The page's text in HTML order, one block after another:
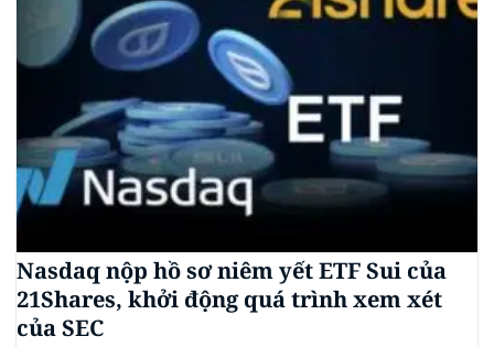
Nasdaq nộp hồ sơ niêm yết ETF Sui của
21Shares, khởi động quá trình xem xét
của SEC